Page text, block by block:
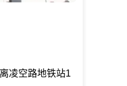
凌空路地铁站1